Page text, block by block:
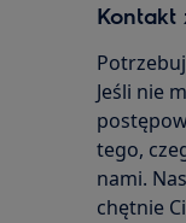
Kontakt
Jeśli nie
tego,
nami.
chętnie